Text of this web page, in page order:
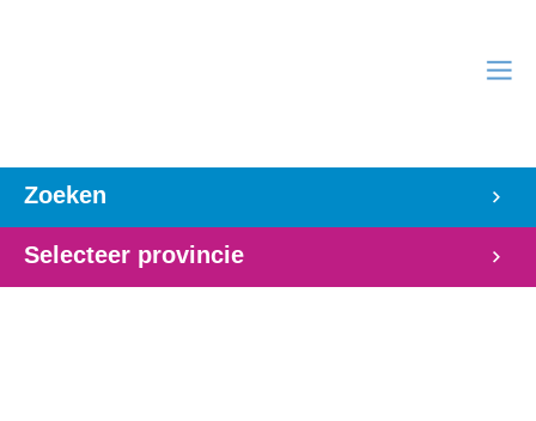
Zoeken
Selecteer provincie